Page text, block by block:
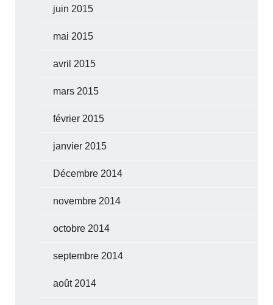
juin 2015
mai 2015
avril 2015
mars 2015
février 2015
janvier 2015
Décembre 2014
novembre 2014
octobre 2014
septembre 2014
août 2014